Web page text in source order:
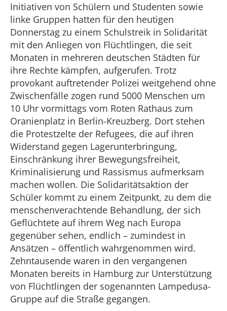
Initiativen von Schülern und Studenten sowie
linke Gruppen hatten für den heutigen
Donnerstag zu einem Schulstreik in Solidarität
mit den Anliegen von Flüchtlingen, die seit
Monaten in mehreren deutschen Städten für
ihre Rechte kämpfen, aufgerufen. Trotz
provokant auftretender Polizei weitgehend ohne
Zwischenfälle zogen rund 5000 Menschen um
10 Uhr vormittags vom Roten Rathaus zum
Oranienplatz in Berlin-Kreuzberg. Dort stehen
die Protestzelte der Refugees, die auf ihren
Widerstand gegen Lagerunterbringung,
Einschränkung ihrer Bewegungsfreiheit,
Kriminalisierung und Rassismus aufmerksam
machen wollen. Die Solidaritätsaktion der
Schüler kommt zu einem Zeitpunkt, zu dem die
menschenverachtende Behandlung, der sich
Geflüchtete auf ihrem Weg nach Europa
gegenüber sehen, endlich – zumindest in
Ansätzen – öffentlich wahrgenommen wird.
Zehntausende waren in den vergangenen
Monaten bereits in Hamburg zur Unterstützung
von Flüchtlingen der sogenannten Lampedusa-
Gruppe auf die Straße gegangen.